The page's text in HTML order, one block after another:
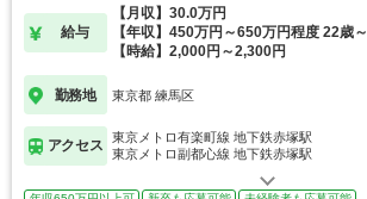
給与
【月収】30.0万円
【年収】450万円～650万円程度 22歳
【時給】2,000円～2,300円
勤務地 東京都 練馬区
アクセス
東京メトロ有楽町線 地下鉄赤塚駅
東京メトロ副都心線 地下鉄赤塚駅